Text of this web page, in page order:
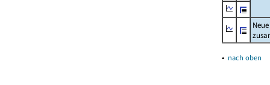
▴ nach oben